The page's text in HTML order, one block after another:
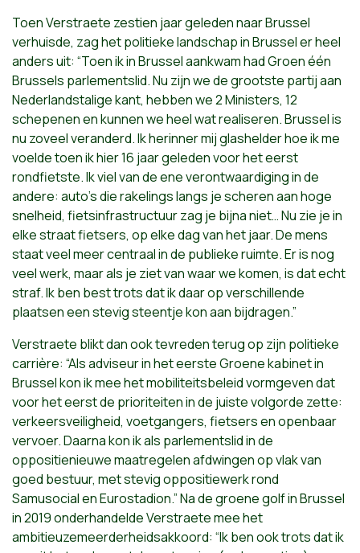
Toen Verstraete zestien jaar geleden naar Brussel
verhuisde, zag het politieke landschap in Brussel er heel
anders uit: “Toen ik in Brussel aankwam had Groen één
Brussels parlementslid. Nu zijn we de grootste partij aan
Nederlandstalige kant, hebben we 2 Ministers, 12
schepenen en kunnen we heel wat realiseren. Brussel is
nu zoveel veranderd. Ik herinner mij glashelder hoe ik me
voelde toen ik hier 16 jaar geleden voor het eerst
rondfietste. Ik viel van de ene verontwaardiging in de
andere: auto’s die rakelings langs je scheren aan hoge
snelheid, fietsinfrastructuur zag je bijna niet… Nu zie je in
elke straat fietsers, op elke dag van het jaar. De mens
staat veel meer centraal in de publieke ruimte. Er is nog
veel werk, maar als je ziet van waar we komen, is dat echt
straf. Ik ben best trots dat ik daar op verschillende
plaatsen een stevig steentje kon aan bijdragen.”
Verstraete blikt dan ook tevreden terug op zijn politieke
carrière: “Als adviseur in het eerste Groene kabinet in
Brussel kon ik mee het mobiliteitsbeleid vormgeven dat
voor het eerstde prioriteiten in de juiste volgorde zette:
verkeersveiligheid, voetgangers, fietsers en openbaar
vervoer. Daarna kon ik als parlementslid in de
oppositienieuwe maatregelen afdwingen opvlak van
goed bestuur, met stevig oppositiewerk rond
Samusocial en Eurostadion.” Na de groene golf in Brussel
in 2019 onderhandelde Verstraete mee het
ambitieuzemeerderheidsakkoord: “Ik benook trots dat ik